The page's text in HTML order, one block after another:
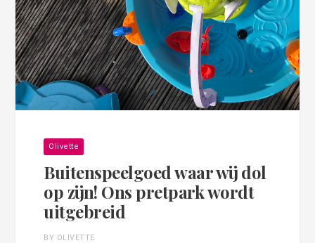
Olivette
Buitenspeelgoed waar wij dol
op zijn! Ons pretpark wordt
uitgebreid
BY OLIVETTE